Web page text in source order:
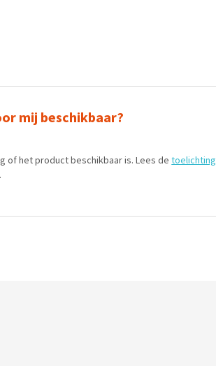
mij beschikbaar?
of het product beschikbaar is. Lees detoelichting